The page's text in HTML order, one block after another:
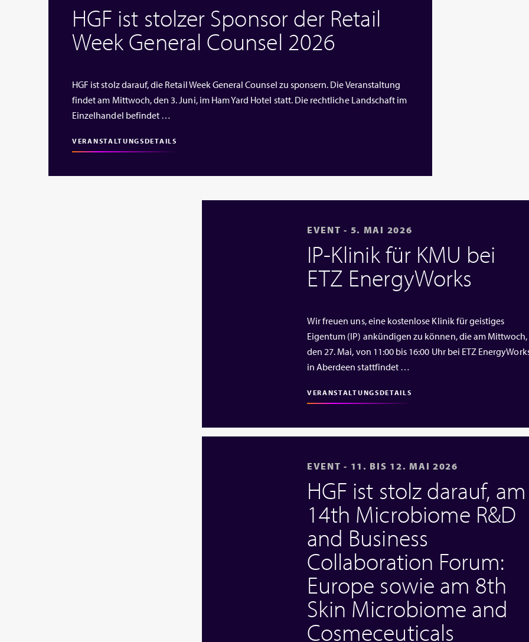
HGF ist stolzer Sponsor der Retail
Week General Counsel 2026
HGF ist stolz darauf, die Retail Week General Counsel zu sponsern. Die Veranstaltung
findet am Mittwoch, den 3. Juni, im Ham Yard Hotel statt. Die rechtliche Landschaft im
Einzelhandel befindet …
VERANSTALTUNGSDETAILS
EVENT - 5. MAI 2026
IP‑Klinik für KMU bei
ETZ EnergyWorks
Wir freuen uns, eine kostenlose Klinik für geistiges
Eigentum (IP) ankündigen zu können, die am Mittwoch,
den 27. Mai, von 11:00 bis 16:00 Uhr bei ETZ
in Aberdeen stattfindet …
VERANSTALTUNGSDETAILS
EVENT - 11. BIS 12. MAI 2026
HGF ist stolz darauf, am
14th Microbiome R&D
and Business
Collaboration Forum:
Europe sowie am 8th
Skin Microbiome and
Cosmeceuticals